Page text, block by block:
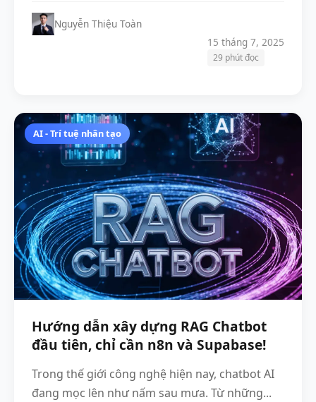
Nguyễn Thiệu Toàn
15 tháng 7, 2025
29 phút đọc
AI - Trí tuệ nhân tạo
Hướng dẫn xây dựng RAG Chatbot
đầu tiên, chỉ cần n8n và Supabase!
Trong thế giới công nghệ hiện nay, chatbot AI
đang mọc lên như nấm sau mưa. Từ những...